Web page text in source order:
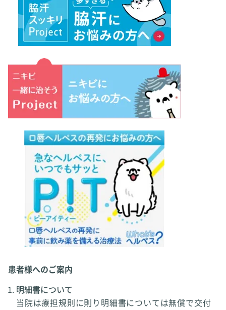
患者様へのご案内
明細書について
当院は療担規則に則り明細書については無償で交付